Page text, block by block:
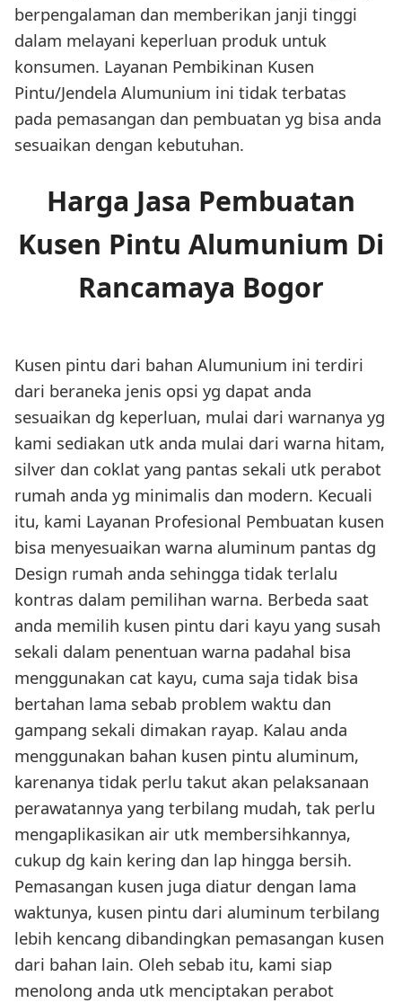
berpengalaman dan memberikan janji tinggi
dalam melayani keperluan produk untuk
konsumen. Layanan Pembikinan Kusen
Pintu/Jendela Alumunium ini tidak terbatas
pada pemasangan dan pembuatan yg bisa anda
sesuaikan dengan kebutuhan.
Harga Jasa Pembuatan
Kusen Pintu Alumunium Di
Rancamaya Bogor
Kusen pintu dari bahan Alumunium ini terdiri
dari beraneka jenis opsi yg dapat anda
sesuaikan dg keperluan, mulai dari warnanya yg
kami sediakan utk anda mulai dari warna hitam,
silver dan coklat yang pantas sekali utk perabot
rumah anda yg minimalis dan modern. Kecuali
itu, kami Layanan Profesional Pembuatan kusen
bisa menyesuaikan warna aluminum pantas dg
Design rumah anda sehingga tidak terlalu
kontras dalam pemilihan warna. Berbeda saat
anda memilih kusen pintu dari kayu yang susah
sekali dalam penentuan warna padahal bisa
menggunakan cat kayu, cuma saja tidak bisa
bertahan lama sebab problem waktu dan
gampang sekali dimakan rayap. Kalau anda
menggunakan bahan kusen pintu aluminum,
karenanya tidak perlu takut akan pelaksanaan
perawatannya yang terbilang mudah, tak perlu
mengaplikasikan air utk membersihkannya,
cukup dg kain kering dan lap hingga bersih.
Pemasangan kusen juga diatur dengan lama
waktunya, kusen pintu dari aluminum terbilang
lebih kencang dibandingkan pemasangan kusen
dari bahan lain. Oleh sebab itu, kami siap
menolong anda utk menciptakan perabot